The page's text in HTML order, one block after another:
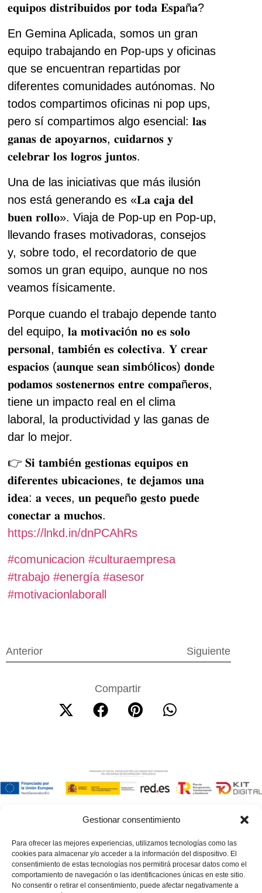
Gestionar consentimiento
Para ofrecer las mejores experiencias, utilizamos tecnologías como las
cookies para almacenar y/o acceder a la información del dispositivo. El
consentimiento de estas tecnologías nos permitirá procesar datos como el
comportamiento de navegación o las identificaciones únicas en este sitio.
No consentir o retirar el consentimiento, puede afectar negativamente a
𝐞𝐪𝐮𝐢𝐩𝐨𝐬 𝐝𝐢𝐬𝐭𝐫𝐢𝐛𝐮𝐢𝐝𝐨𝐬 𝐩𝐨𝐫 𝐭𝐨𝐝𝐚 𝐄𝐬𝐩𝐚ñ𝐚?
En Gemina Aplicada, somos un gran
equipo trabajando en Pop-ups y oficinas
que se encuentran repartidas por
diferentes comunidades autónomas. No
todos compartimos oficinas ni pop ups,
pero sí compartimos algo esencial: 𝐥𝐚𝐬
𝐠𝐚𝐧𝐚𝐬 𝐝𝐞 𝐚𝐩𝐨𝐲𝐚𝐫𝐧𝐨𝐬, 𝐜𝐮𝐢𝐝𝐚𝐫𝐧𝐨𝐬 𝐲
𝐜𝐞𝐥𝐞𝐛𝐫𝐚𝐫 𝐥𝐨𝐬 𝐥𝐨𝐠𝐫𝐨𝐬 𝐣𝐮𝐧𝐭𝐨𝐬.
Una de las iniciativas que más ilusión
nos está generando es «𝐋𝐚 𝐜𝐚𝐣𝐚 𝐝𝐞𝐥
𝐛𝐮𝐞𝐧 𝐫𝐨𝐥𝐥𝐨». Viaja de Pop-up en Pop-up,
llevando frases motivadoras, consejos
y, sobre todo, el recordatorio de que
somos un gran equipo, aunque no nos
veamos físicamente.
Porque cuando el trabajo depende tanto
del equipo, 𝐥𝐚 𝐦𝐨𝐭𝐢𝐯𝐚𝐜𝐢ó𝐧 𝐧𝐨 𝐞𝐬 𝐬𝐨𝐥𝐨
𝐩𝐞𝐫𝐬𝐨𝐧𝐚𝐥, 𝐭𝐚𝐦𝐛𝐢é𝐧 𝐞𝐬 𝐜𝐨𝐥𝐞𝐜𝐭𝐢𝐯𝐚. 𝐘 𝐜𝐫𝐞𝐚𝐫
𝐞𝐬𝐩𝐚𝐜𝐢𝐨𝐬 (𝐚𝐮𝐧𝐪𝐮𝐞 𝐬𝐞𝐚𝐧 𝐬𝐢𝐦𝐛ó𝐥𝐢𝐜𝐨𝐬) 𝐝𝐨𝐧𝐝𝐞
𝐩𝐨𝐝𝐚𝐦𝐨𝐬 𝐬𝐨𝐬𝐭𝐞𝐧𝐞𝐫𝐧𝐨𝐬 𝐞𝐧𝐭𝐫𝐞 𝐜𝐨𝐦𝐩𝐚ñ𝐞𝐫𝐨𝐬,
tiene un impacto real en el clima
laboral, la productividad y las ganas de
dar lo mejor.
👉 𝐒𝐢 𝐭𝐚𝐦𝐛𝐢é𝐧 𝐠𝐞𝐬𝐭𝐢𝐨𝐧𝐚𝐬 𝐞𝐪𝐮𝐢𝐩𝐨𝐬 𝐞𝐧
𝐝𝐢𝐟𝐞𝐫𝐞𝐧𝐭𝐞𝐬 𝐮𝐛𝐢𝐜𝐚𝐜𝐢𝐨𝐧𝐞𝐬, 𝐭𝐞 𝐝𝐞𝐣𝐚𝐦𝐨𝐬 𝐮𝐧𝐚
𝐢𝐝𝐞𝐚: 𝐚 𝐯𝐞𝐜𝐞𝐬, 𝐮𝐧 𝐩𝐞𝐪𝐮𝐞ñ𝐨 𝐠𝐞𝐬𝐭𝐨 𝐩𝐮𝐞𝐝𝐞
𝐜𝐨𝐧𝐞𝐜𝐭𝐚𝐫 𝐚 𝐦𝐮𝐜𝐡𝐨𝐬.
https://lnkd.in/dnPCAhRs
#comunicacion #culturaempresa
#trabajo#energía #asesor
#motivacionlaborall
Anterior Siguiente
Compartir
Contacto
968 757 989
Mapa web
Empresa
Iberdrola